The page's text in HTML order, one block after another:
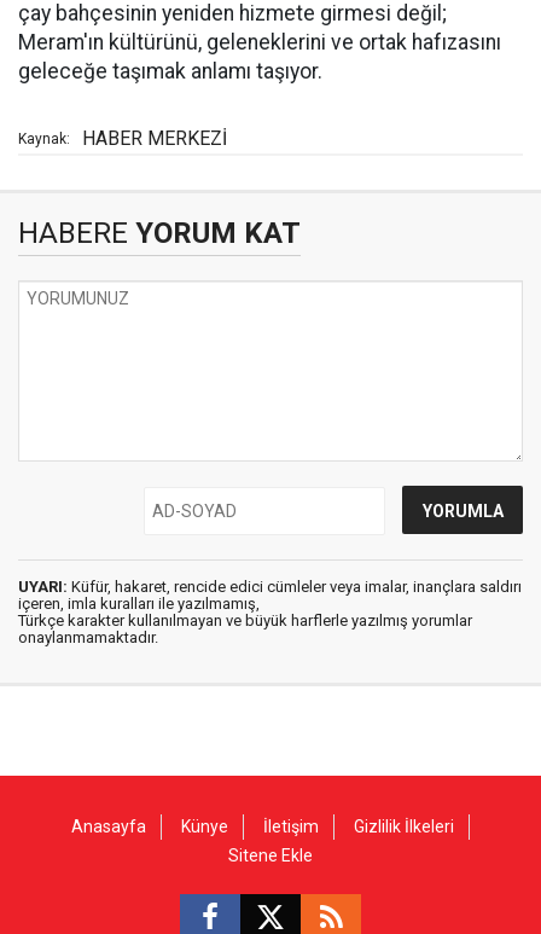
çay bahçesinin yeniden hizmete girmesi değil;
Meram'ın kültürünü, geleneklerini ve ortak hafızasını
geleceğe taşımak anlamı taşıyor.
Kaynak: HABER MERKEZİ
HABERE YORUM KAT
UYARI: Küfür, hakaret, rencide edici cümleler veya imalar, inançlara saldırı
içeren, imla kuralları ile yazılmamış,
Türkçe karakter kullanılmayan ve büyük harflerle yazılmış yorumlar
onaylanmamaktadır.
Anasayfa Künye İletişim
Gizlilik İlkeleri
Sitene Ekle